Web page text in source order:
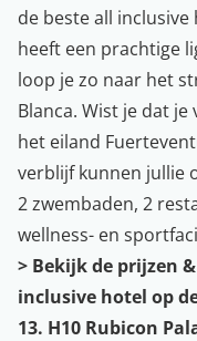
de beste all
heeft een prachtige
loop je zo naar het
Blanca. Wist je dat
het eiland
verblijf kunnen jullie
2 zwembaden, 2
wellness- en
> Bekijk de prijzen
inclusive hotel op
13. H10 Rubicon